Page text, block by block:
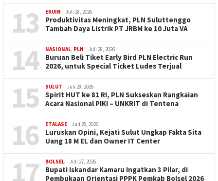
13 EKUIN Juli 28, 2026
Produktivitas Meningkat, PLN Suluttenggo
Tambah Daya Listrik PT JRBM ke 10 Juta VA
14 NASIONAL PLN Juli 28, 2026
Buruan Beli Tiket Early Bird PLN Electric Run
2026, untuk Special Ticket Ludes Terjual
15 SULUT Juli 28, 2026
Spirit HUT ke 81 RI, PLN Sukseskan Rangkaian
Acara Nasional PIKI – UNKRIT di Tentena
16 ETALASE Juli 28, 2026
Luruskan Opini, Kejati Sulut Ungkap Fakta Sita
Uang 18 M EL dan Owner IT Center
17 BOLSEL Juli 27, 2026
Bupati Iskandar Kamaru Ingatkan 3 Pilar, di
Pembukaan Orientasi PPPK Pemkab Bolsel 2026